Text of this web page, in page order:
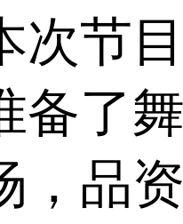
目
备了
，品